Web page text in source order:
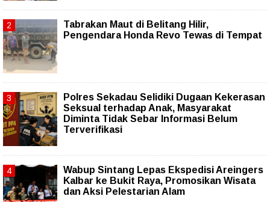
Tabrakan Maut di Belitang Hilir,
Pengendara Honda Revo Tewas di Tempat
Polres Sekadau Selidiki Dugaan Kekerasan
Seksual terhadap Anak, Masyarakat
Diminta Tidak Sebar Informasi Belum
Terverifikasi
Wabup Sintang Lepas Ekspedisi Areingers
Kalbar ke Bukit Raya, Promosikan Wisata
dan Aksi Pelestarian Alam